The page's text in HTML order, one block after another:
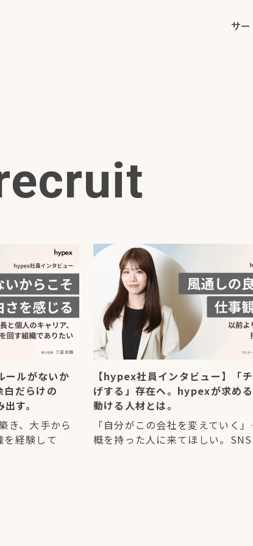
サ
ールがないか
白だらけの
す。
き、大手から
経験して
【hypex社員インタビュー】「
げする」存在へ。hypexが求め
動ける人材とは。
「自分がこの会社を変えていく
概を持った人に来てほしい。